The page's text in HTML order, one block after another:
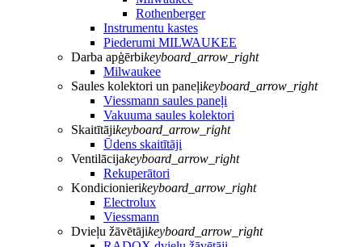
Rothenberger
Instrumentu kastes
Piederumi MILWAUKEE
Darba apģērbikeyboard_arrow_right
Milwaukee
Saules kolektori un paneļikeyboard_arrow_right
Viessmann saules paneļi
Vakuuma saules kolektori
Skaitītājikeyboard_arrow_right
Ūdens skaitītāji
Ventilācijakeyboard_arrow_right
Rekuperātori
Kondicionierikeyboard_arrow_right
Electrolux
Viessmann
Dvieļu žāvētājikeyboard_arrow_right